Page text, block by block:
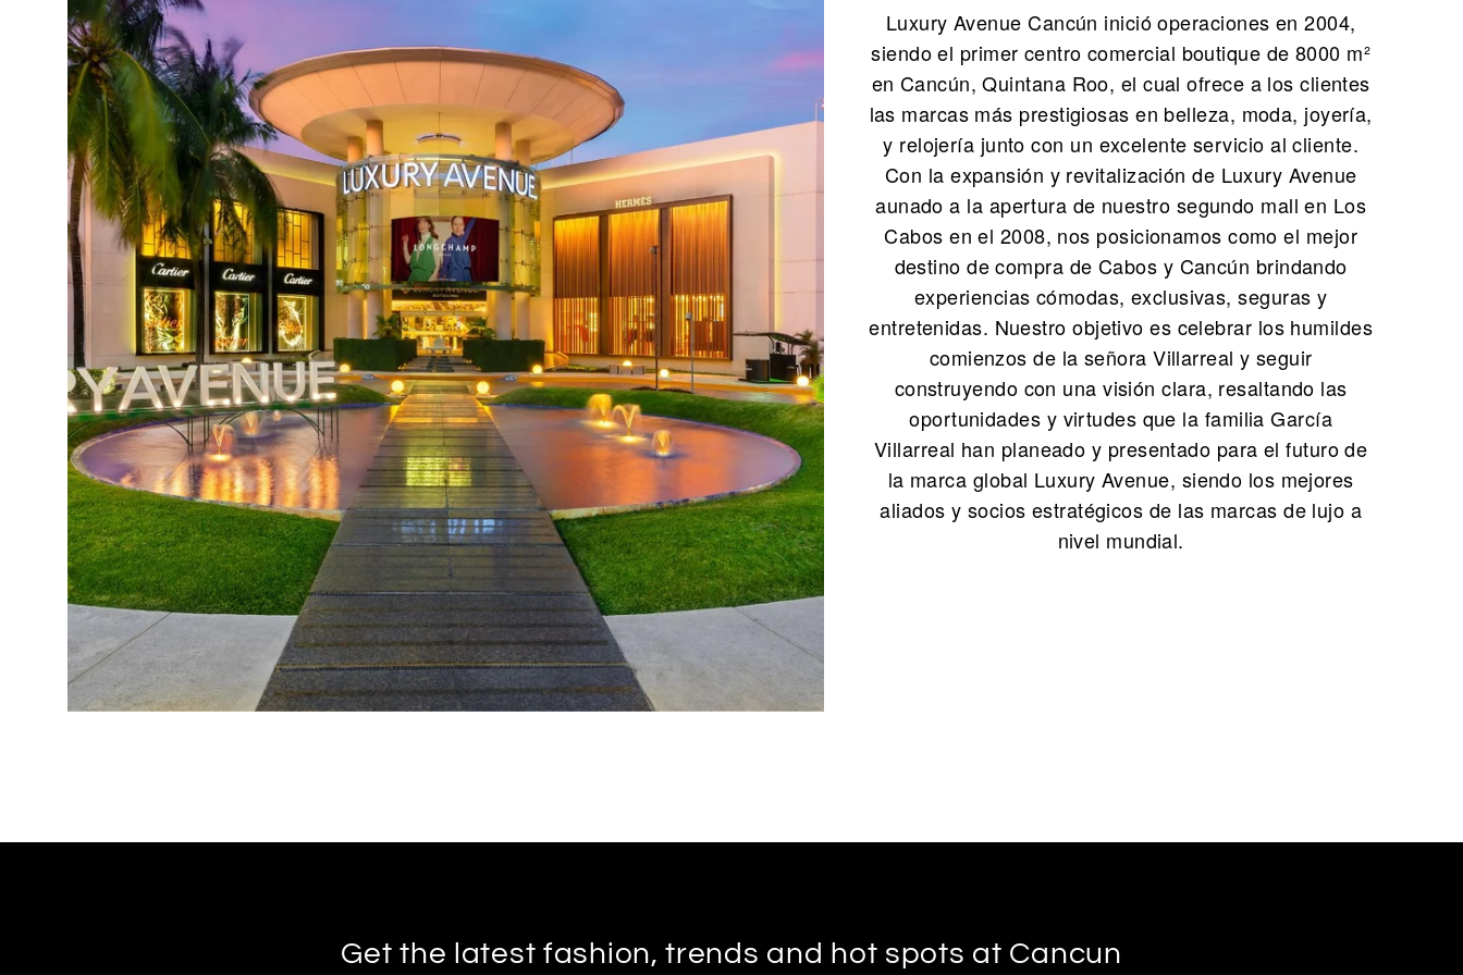
Luxury Avenue Cancún inició operaciones en 2004,
siendo el primer centro comercial boutique de 8000 m²
en Cancún, Quintana Roo, el cual ofrece a los clientes
las marcas más prestigiosas en belleza, moda, joyería,
y relojería junto con un excelente servicio al cliente.
Con la expansión y revitalización de Luxury Avenue
aunado a la apertura de nuestro segundo mall en Los
Cabos en el 2008, nos posicionamos como el mejor
destino de compra de Cabos y Cancún brindando
experiencias cómodas, exclusivas, seguras y
entretenidas. Nuestro objetivo es celebrar los humildes
comienzos de la señora Villarreal y seguir
construyendo con una visión clara, resaltando las
oportunidades y virtudes que la familia García
Villarreal han planeado y presentado para el futuro de
la marca global Luxury Avenue, siendo los mejores
aliados y socios estratégicos de las marcas de lujo a
nivel mundial.
Get the latest fashion, trends and hot spots at Cancun